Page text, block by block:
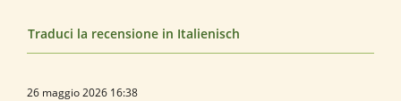
Traduci la recensione in Italienisch
26 maggio 2026 16:38